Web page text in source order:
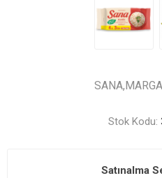
Stok Kodu:
Satınalma